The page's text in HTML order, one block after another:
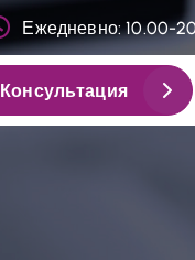
Ежедневно: 10.00-
Консультация